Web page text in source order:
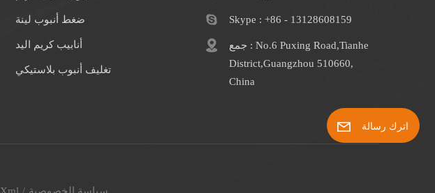
ضغط أنبوب لينة
أنابيب كريم اليد
تغليف أنبوب بلاستيكي
Skype : +86 - 13128608159
جمع : No.6 Puxing Road,Tianhe
District,Guangzhou 510660,
China
اترك رسالة